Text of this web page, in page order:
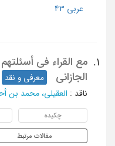
عربی 43
1.
مع القراء فی
الجازانی
معرفی و نقد
ناقد : العقیلی، محمد بن
چکیده
مقالات مرتبط